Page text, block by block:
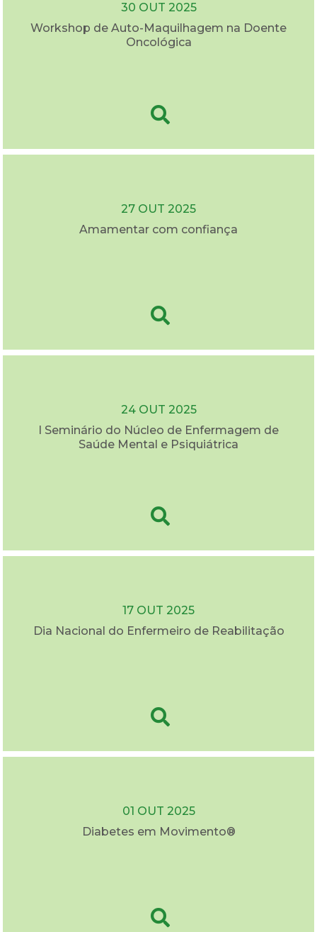
30 OUT 2025
Workshop de Auto-Maquilhagem na Doente
Oncológica
27 OUT 2025
Amamentar com confiança
24 OUT 2025
I Seminário do Núcleo de Enfermagem de
Saúde Mental e Psiquiátrica
17 OUT 2025
Dia Nacional do Enfermeiro de Reabilitação
01 OUT 2025
Diabetes em Movimento®